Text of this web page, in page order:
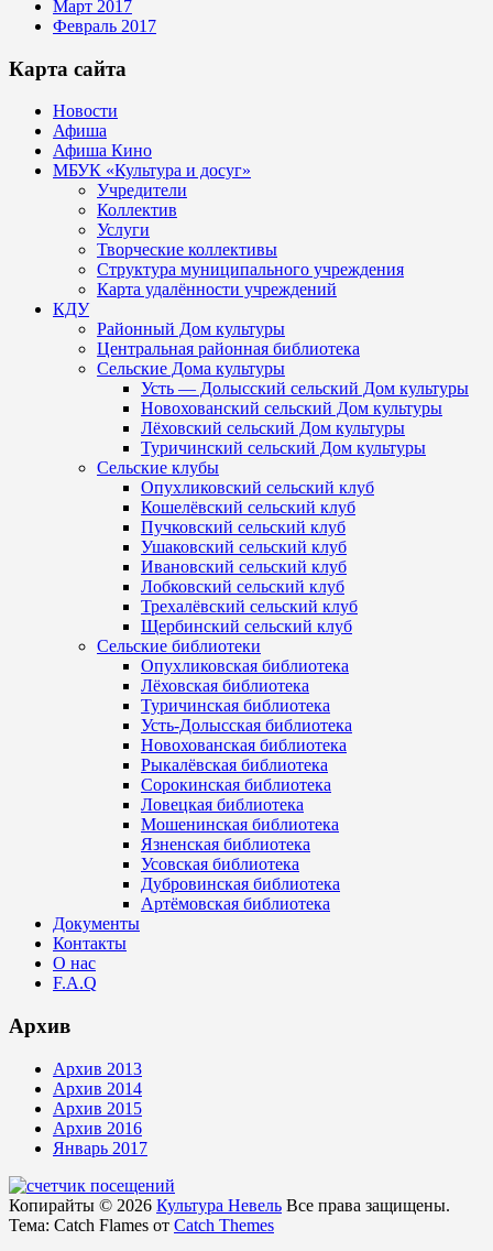
Март 2017
Февраль 2017
Карта сайта
Новости
Афиша
Афиша Кино
МБУК «Культура и досуг»
Учредители
Коллектив
Услуги
Творческие коллективы
Структура муниципального учреждения
Карта удалённости учреждений
КДУ
Районный Дом культуры
Центральная районная библиотека
Сельские Дома культуры
Усть — Долысский сельский Дом культуры
Новохованский сельский Дом культуры
Лёховский сельский Дом культуры
Туричинский сельский Дом культуры
Сельские клубы
Опухликовский сельский клуб
Кошелёвский сельский клуб
Пучковский сельский клуб
Ушаковский сельский клуб
Ивановский сельский клуб
Лобковский сельский клуб
Трехалёвский сельский клуб
Щербинский сельский клуб
Сельские библиотеки
Опухликовская библиотека
Лёховская библиотека
Туричинская библиотека
Усть-Долысская библиотека
Новохованская библиотека
Рыкалёвская библиотека
Сорокинская библиотека
Ловецкая библиотека
Мошенинская библиотека
Язненская библиотека
Усовская библиотека
Дубровинская библиотека
Артёмовская библиотека
Документы
Контакты
О нас
F.A.Q
Архив
Архив 2013
Архив 2014
Архив 2015
Архив 2016
Январь 2017
Копирайты © 2026 Культура Невель Все права защищены.
Тема: Catch Flames от Catch Themes